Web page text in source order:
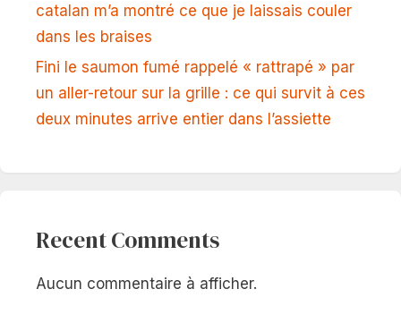
catalan m’a montré ce que je laissais couler
dans les braises
Fini le saumon fumé rappelé « rattrapé » par
un aller-retour sur la grille : ce qui survit à ces
deux minutes arrive entier dans l’assiette
Recent Comments
Aucun commentaire à afficher.